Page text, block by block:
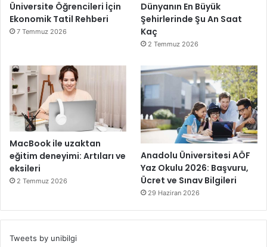
Üniversite Öğrencileri İçin
Ekonomik Tatil Rehberi
7 Temmuz 2026
Dünyanın En Büyük
Şehirlerinde Şu An Saat
Kaç
2 Temmuz 2026
MacBook ile uzaktan
eğitim deneyimi: Artıları ve
eksileri
2 Temmuz 2026
Anadolu Üniversitesi AÖF
Yaz Okulu 2026: Başvuru,
Ücret ve Sınav Bilgileri
29 Haziran 2026
Tweets by unibilgi